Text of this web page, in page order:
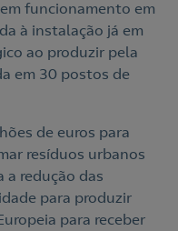
funcionamento em
à instalação já em
ao produzir pela
em 30 postos de
de euros para
resíduos urbanos
redução das
para produzir
para receber